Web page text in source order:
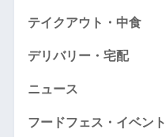
テイクアウト・中食
デリバリー・宅配
ニュース
フードフェス・イベント